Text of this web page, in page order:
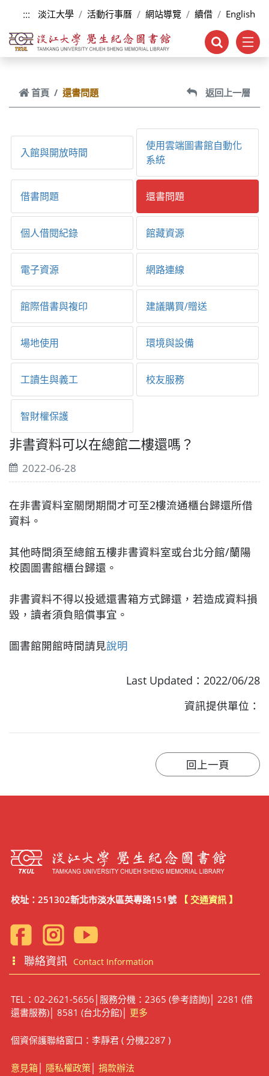
跳到主要內容
::: 淡江大學 活動行事曆 網站導覽 續借 English
首頁 還書問題 返回上一層
入館與開放時間
使用雲端圖書館自動化
系統
借書問題 還書問題
個人借閱紀錄 館藏資源
電子資源 網路連線
館際借書與複印 建議購買/贈送
場地使用 環境與設備
工讀生與義工 校友服務
智財權保護
非書資料可以在總館二樓還嗎？
2022-06-28
在非書資料室關閉期間才可至2樓流通櫃台歸還所借
資料。
其他時間須至總館五樓非書資料室或台北分館/蘭陽
校園圖書館櫃台歸還。
非書資料不得以投遞還書箱方式歸還，若造成資料損
毀，讀者須負賠償事宜。
圖書館開館時間請見說明
Last Updated：2022/06/28
資訊提供單位：
校址：251302新北市淡水區英專路151號 【 交通資訊 】
聯絡資訊 Contact Information
TEL：02-2621-5656│服務分機：2365 (參考諮詢)│ 2281 (借
還書服務)│ 8581 (台北分館)│ 更多
個資保護聯絡窗口：李靜君 ( 分機2287 )
意見箱│ 隱私權政策│ 捐款辦法